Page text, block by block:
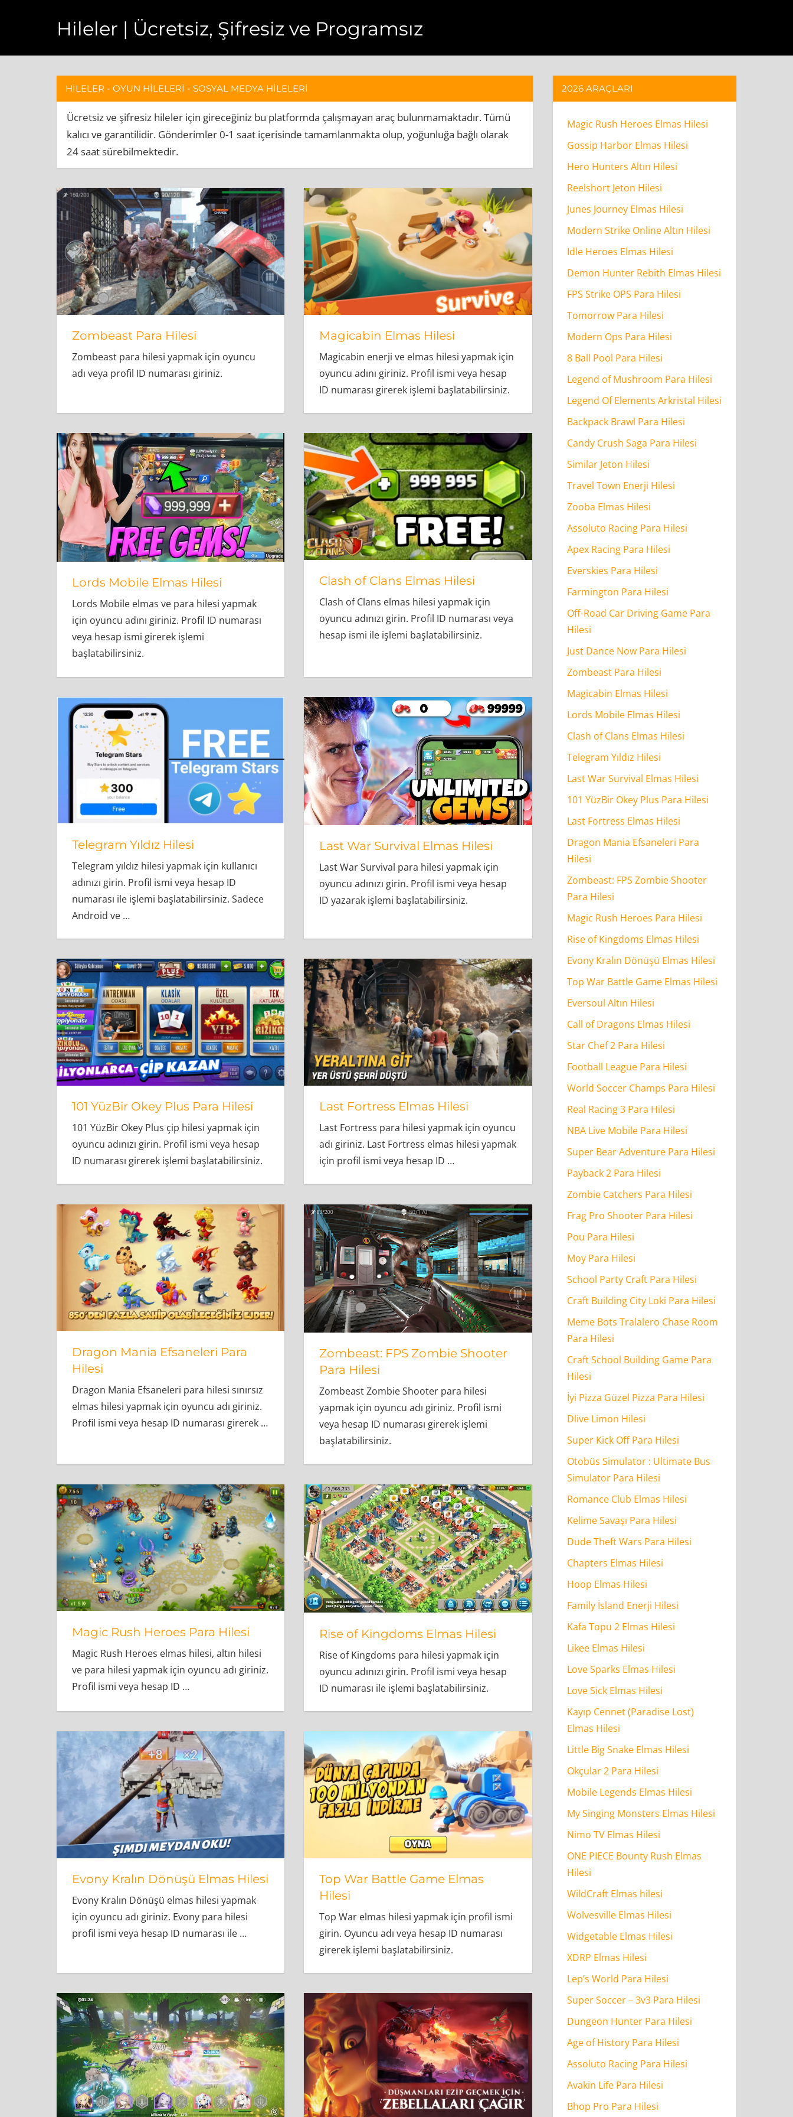
Hileler | Ücretsiz, Şifresiz ve Programsız
sınırsız
hızlı
çalışmaktadır.
HİLELER - OYUN HİLELERİ - SOSYAL MEDYA HİLELERİ
Ücretsiz ve şifresiz hileler için gireceğiniz bu platformda çalışmayan araç bulunmamaktadır. Tümü
kalıcı ve garantilidir. Gönderimler 0-1 saat içerisinde tamamlanmakta olup, yoğunluğa bağlı olarak
24 saat sürebilmektedir.
Zombeast Para Hilesi
Zombeast para hilesi yapmak için oyuncu
adı veya profil ID numarası giriniz.
Magicabin Elmas Hilesi
Magicabin enerji ve elmas hilesi yapmak için
oyuncu adını giriniz. Profil ismi veya hesap
ID numarası girerek işlemi başlatabilirsiniz.
Lords Mobile Elmas Hilesi
Lords Mobile elmas ve para hilesi yapmak
için oyuncu adını giriniz. Profil ID numarası
veya hesap ismi girerek işlemi
başlatabilirsiniz.
Clash of Clans Elmas Hilesi
Clash of Clans elmas hilesi yapmak için
oyuncu adınızı girin. Profil ID numarası veya
hesap ismi ile işlemi başlatabilirsiniz.
Telegram Yıldız Hilesi
Telegram yıldız hilesi yapmak için kullanıcı
adınızı girin. Profil ismi veya hesap ID
numarası ile işlemi başlatabilirsiniz. Sadece
Android ve …
Last War Survival Elmas Hilesi
Last War Survival para hilesi yapmak için
oyuncu adınızı girin. Profil ismi veya hesap
ID yazarak işlemi başlatabilirsiniz.
101 YüzBir Okey Plus Para Hilesi
101 YüzBir Okey Plus çip hilesi yapmak için
oyuncu adınızı girin. Profil ismi veya hesap
ID numarası girerek işlemi başlatabilirsiniz.
Last Fortress Elmas Hilesi
Last Fortress para hilesi yapmak için oyuncu
adı giriniz. Last Fortress elmas hilesi yapmak
için profil ismi veya hesap ID …
Dragon Mania Efsaneleri Para
Hilesi
Dragon Mania Efsaneleri para hilesi sınırsız
elmas hilesi yapmak için oyuncu adı giriniz.
Profil ismi veya hesap ID numarası girerek …
Zombeast: FPS Zombie Shooter
Para Hilesi
Zombeast Zombie Shooter para hilesi
yapmak için oyuncu adı giriniz. Profil ismi
veya hesap ID numarası girerek işlemi
başlatabilirsiniz.
Magic Rush Heroes Para Hilesi
Magic Rush Heroes elmas hilesi, altın hilesi
ve para hilesi yapmak için oyuncu adı giriniz.
Profil ismi veya hesap ID …
Rise of Kingdoms Elmas Hilesi
Rise of Kingdoms para hilesi yapmak için
oyuncu adınızı girin. Profil ismi veya hesap
ID numarası ile işlemi başlatabilirsiniz.
Evony Kralın Dönüşü Elmas Hilesi
Evony Kralın Dönüşü elmas hilesi yapmak
için oyuncu adı giriniz. Evony para hilesi
profil ismi veya hesap ID numarası ile …
Top War Battle Game Elmas
Hilesi
Top War elmas hilesi yapmak için profil ismi
girin. Oyuncu adı veya hesap ID numarası
girerek işlemi başlatabilirsiniz.
2026 ARAÇLARI
Magic Rush Heroes Elmas Hilesi
Gossip Harbor Elmas Hilesi
Hero Hunters Altın Hilesi
Reelshort Jeton Hilesi
Junes Journey Elmas Hilesi
Modern Strike Online Altın Hilesi
Idle Heroes Elmas Hilesi
Demon Hunter Rebith Elmas Hilesi
FPS Strike OPS Para Hilesi
Tomorrow Para Hilesi
Modern Ops Para Hilesi
8 Ball Pool Para Hilesi
Legend of Mushroom Para Hilesi
Legend Of Elements Arkristal Hilesi
Backpack Brawl Para Hilesi
Candy Crush Saga Para Hilesi
Similar Jeton Hilesi
Travel Town Enerji Hilesi
Zooba Elmas Hilesi
Assoluto Racing Para Hilesi
Apex Racing Para Hilesi
Everskies Para Hilesi
Farmington Para Hilesi
Off-Road Car Driving Game Para
Hilesi
Just Dance Now Para Hilesi
Zombeast Para Hilesi
Magicabin Elmas Hilesi
Lords Mobile Elmas Hilesi
Clash of Clans Elmas Hilesi
Telegram Yıldız Hilesi
Last War Survival Elmas Hilesi
101 YüzBir Okey Plus Para Hilesi
Last Fortress Elmas Hilesi
Dragon Mania Efsaneleri Para
Hilesi
Zombeast: FPS Zombie Shooter
Para Hilesi
Magic Rush Heroes Para Hilesi
Rise of Kingdoms Elmas Hilesi
Evony Kralın Dönüşü Elmas Hilesi
Top War Battle Game Elmas Hilesi
Eversoul Altın Hilesi
Call of Dragons Elmas Hilesi
Star Chef 2 Para Hilesi
Football League Para Hilesi
World Soccer Champs Para Hilesi
Real Racing 3 Para Hilesi
NBA Live Mobile Para Hilesi
Super Bear Adventure Para Hilesi
Payback 2 Para Hilesi
Zombie Catchers Para Hilesi
Frag Pro Shooter Para Hilesi
Pou Para Hilesi
Moy Para Hilesi
School Party Craft Para Hilesi
Craft Building City Loki Para Hilesi
Meme Bots Tralalero Chase Room
Para Hilesi
Craft School Building Game Para
Hilesi
İyi Pizza Güzel Pizza Para Hilesi
Dlive Limon Hilesi
Super Kick Off Para Hilesi
Otobüs Simulator : Ultimate Bus
Simulator Para Hilesi
Romance Club Elmas Hilesi
Kelime Savaşı Para Hilesi
Dude Theft Wars Para Hilesi
Chapters Elmas Hilesi
Hoop Elmas Hilesi
Family İsland Enerji Hilesi
Kafa Topu 2 Elmas Hilesi
Likee Elmas Hilesi
Love Sparks Elmas Hilesi
Love Sick Elmas Hilesi
Kayıp Cennet (Paradise Lost)
Elmas Hilesi
Little Big Snake Elmas Hilesi
Okçular 2 Para Hilesi
Mobile Legends Elmas Hilesi
My Singing Monsters Elmas Hilesi
Nimo TV Elmas Hilesi
ONE PIECE Bounty Rush Elmas
Hilesi
WildCraft Elmas hilesi
Wolvesville Elmas Hilesi
Widgetable Elmas Hilesi
XDRP Elmas Hilesi
Lep’s World Para Hilesi
Super Soccer – 3v3 Para Hilesi
Dungeon Hunter Para Hilesi
Age of History Para Hilesi
Assoluto Racing Para Hilesi
Avakin Life Para Hilesi
Bhop Pro Para Hilesi